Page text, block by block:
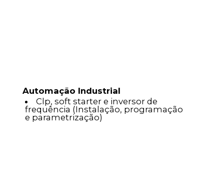
Automação Industrial
Clp, soft starter e inversor de
frequência (Instalação, programação
e parametrização)